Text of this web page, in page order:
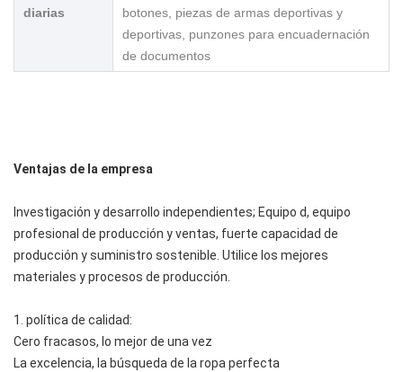
diarias
botones, piezas de armas deportivas y
deportivas, punzones para encuadernación
de documentos
Ventajas de la empresa
Investigación y desarrollo independientes; Equipo d, equipo
profesional de producción y ventas, fuerte capacidad de
producción y suministro sostenible. Utilice los mejores
materiales y procesos de producción.
1. política de calidad:
Cero fracasos, lo mejor de una vez
La excelencia, la búsqueda de la ropa perfecta